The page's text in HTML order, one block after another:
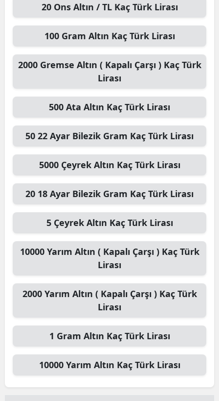
20 Ons Altın / TLKaç Türk Lirası
100 Gram Altın Kaç Türk Lirası
2000 Gremse Altın ( Kapalı Çarşı )Kaç Türk
Lirası
500 Ata Altın Kaç Türk Lirası
50 22 Ayar Bilezik Gram Kaç Türk Lirası
5000 Çeyrek Altın Kaç Türk Lirası
20 18 Ayar Bilezik Gram Kaç Türk Lirası
5 Çeyrek Altın Kaç Türk Lirası
10000 Yarım Altın ( Kapalı Çarşı )Kaç Türk
Lirası
2000 Yarım Altın ( Kapalı Çarşı )Kaç Türk
Lirası
1 Gram Altın Kaç Türk Lirası
10000 Yarım Altın Kaç Türk Lirası